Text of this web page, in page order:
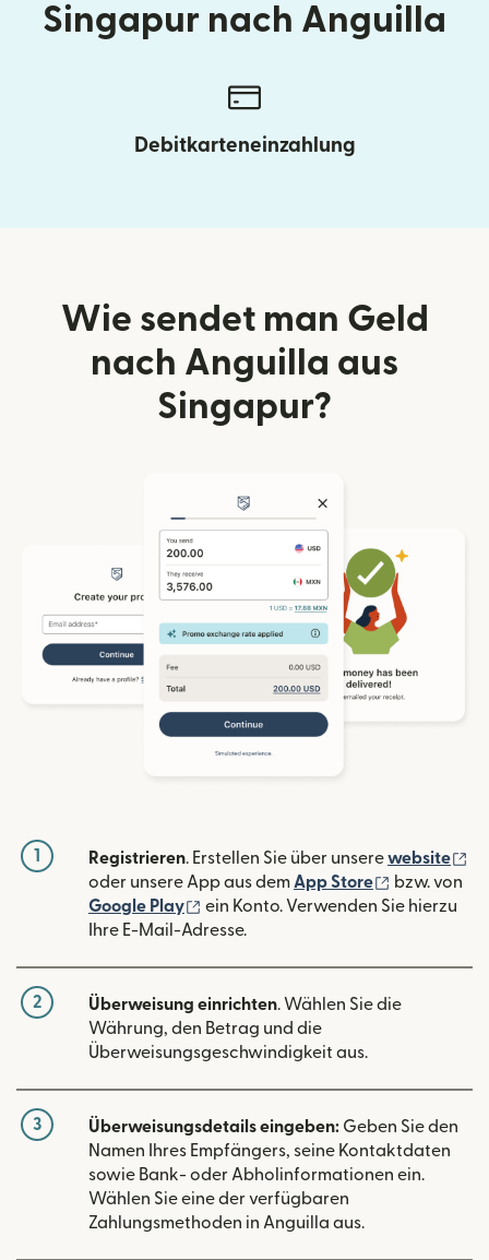
Singapur nach Anguilla
Debitkarteneinzahlung
Wie sendet man Geld
nach Anguilla aus
Singapur?
1 Registrieren. Erstellen Sie über unserewebsite
oder unsere App aus dem App Store (wird in
bzw. von
Google Play
(wird in einem neuen Fenster
ein Konto. Verwenden Sie hierzu
Ihre E-Mail-Adresse.
2 Überweisung einrichten. Wählen Sie die
Währung, den Betrag und die
Überweisungsgeschwindigkeit aus.
3 Überweisungsdetails eingeben: Geben Sie den
Namen Ihres Empfängers, seine Kontaktdaten
sowie Bank- oder Abholinformationen ein.
Wählen Sie eine der verfügbaren
Zahlungsmethoden in Anguilla aus.